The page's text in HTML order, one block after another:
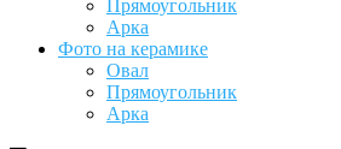
Прямоугольник
Арка
Фото на керамике
Овал
Прямоугольник
Арка